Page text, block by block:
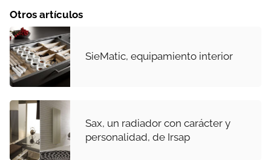
Otros artículos
SieMatic, equipamiento interior
Sax, un radiador con carácter y
personalidad, de Irsap